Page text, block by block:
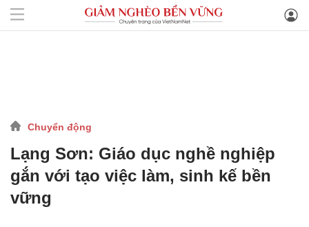
Chuyển động
Lạng Sơn: Giáo dục nghề nghiệp
gắn với tạo việc làm, sinh kế bền
vững